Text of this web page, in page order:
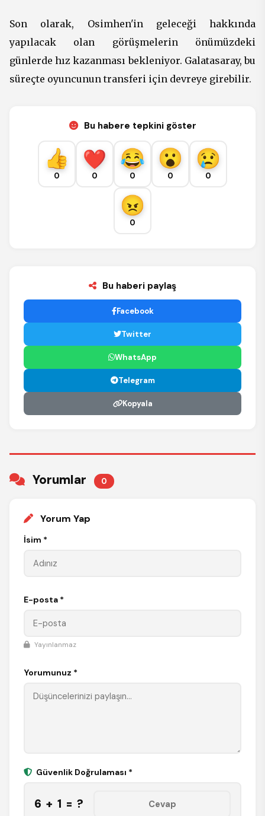
Son olarak, Osimhen'in geleceği hakkında
yapılacak olan görüşmelerin önümüzdeki
günlerde hız kazanması bekleniyor. Galatasaray, bu
süreçte oyuncunun transferi için devreye girebilir.
Bu habere tepkini göster
0 0 0 0 0
0
Bu haberi paylaş
Facebook
Twitter
WhatsApp
Telegram
Kopyala
Yorumlar 0
Yorum Yap
İsim *
E-posta *
Yayınlanmaz
Yorumunuz *
Güvenlik Doğrulaması *
6 + 1 = ?